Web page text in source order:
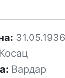
31.05.1936
Вардар